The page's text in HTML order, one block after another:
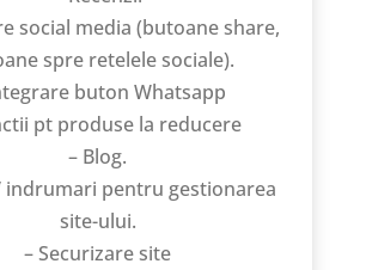
social media (butoane share,
spre retelele sociale).
buton Whatsapp
pt produse la reducere
– Blog.
indrumari pentru gestionarea
site-ului.
– Securizare site